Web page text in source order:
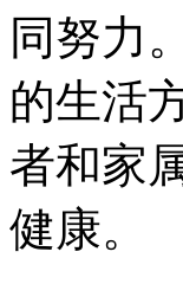
同努力
的生活
者和家
健康。